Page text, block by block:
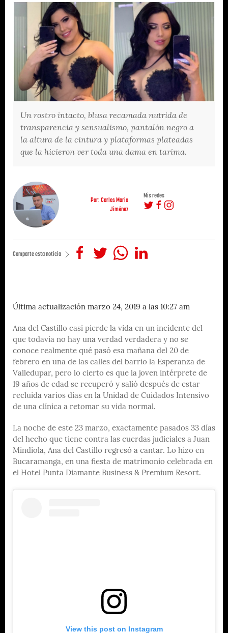
Un rostro intacto, blusa recamada nutrida de
transparencia y sensualismo, pantalón negro a
la altura de la cintura y plataformas plateadas
que la hicieron ver toda una dama en tarima.
Por: Carlos Mario
Jiménez
Mis redes
Comparte esta noticia
Última actualización marzo 24, 2019 a las 10:27 am
Ana del Castillo casi pierde la vida en un incidente del
que todavía no hay una verdad verdadera y no se
conoce realmente qué pasó esa mañana del 20 de
febrero en una de las calles del barrio la Esperanza de
Valledupar, pero lo cierto es que la joven intérprete de
19 años de edad se recuperó y salió después de estar
recluida varios días en la Unidad de Cuidados Intensivo
de una clínica a retomar su vida normal.
La noche de este 23 marzo, exactamente pasados 33 días
del hecho que tiene contra las cuerdas judiciales a Juan
Mindiola, Ana del Castillo regresó a cantar. Lo hizo en
Bucaramanga, en una fiesta de matrimonio celebrada en
el Hotel Punta Diamante Business & Premium Resort.
View this post on Instagram